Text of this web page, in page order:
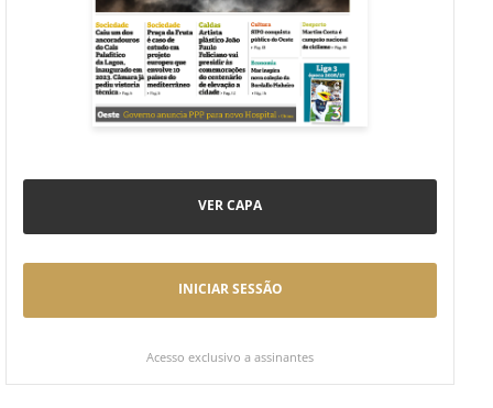
VER CAPA
INICIAR SESSÃO
Acesso exclusivo a assinantes